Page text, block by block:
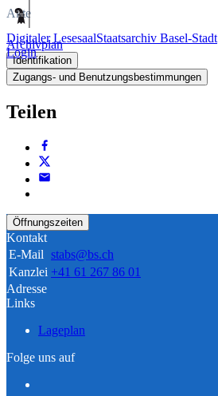
Digitaler LesesaalStaatsarchiv Basel-Stadt
Login
Akte
Archivplan
Identifikation
Zugangs- und Benutzungsbestimmungen
Teilen
Öffnungszeiten
Kontakt
E-Mail stabs@bs.ch
Kanzlei +41 61 267 86 01
Adresse
Links
Lageplan
Folge uns auf